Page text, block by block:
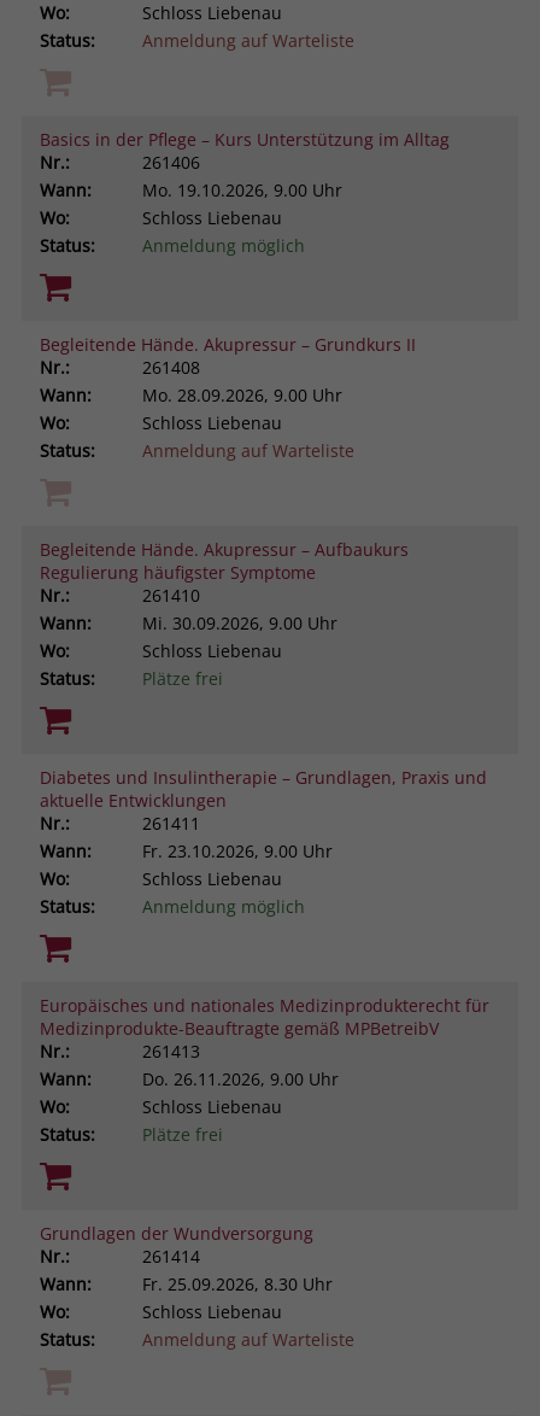
Wo:
Schloss Liebenau
Status:
Anmeldung auf Warteliste
Basics in der Pflege – Kurs Unterstützung im Alltag
Nr.:
261406
Wann:
Mo. 19.10.2026, 9.00 Uhr
Wo:
Schloss Liebenau
Status:
Anmeldung möglich
Begleitende Hände. Akupressur – Grundkurs II
Nr.:
261408
Wann:
Mo. 28.09.2026, 9.00 Uhr
Wo:
Schloss Liebenau
Status:
Anmeldung auf Warteliste
Begleitende Hände. Akupressur – Aufbaukurs
Regulierung häufigster Symptome
Nr.:
261410
Wann:
Mi. 30.09.2026, 9.00 Uhr
Wo:
Schloss Liebenau
Status:
Plätze frei
Diabetes und Insulintherapie – Grundlagen, Praxis und
aktuelle Entwicklungen
Nr.:
261411
Wann:
Fr. 23.10.2026, 9.00 Uhr
Wo:
Schloss Liebenau
Status:
Anmeldung möglich
Europäisches und nationales Medizinprodukterecht für
Medizinprodukte-Beauftragte gemäß MPBetreibV
Nr.:
261413
Wann:
Do. 26.11.2026, 9.00 Uhr
Wo:
Schloss Liebenau
Status:
Plätze frei
Grundlagen der Wundversorgung
Nr.:
261414
Wann:
Fr. 25.09.2026, 8.30 Uhr
Wo:
Schloss Liebenau
Status:
Anmeldung auf Warteliste